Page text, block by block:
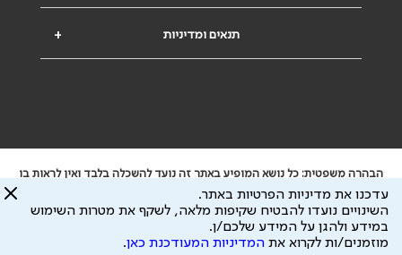
+ תנאים ומדיניות
הבהרה משפטית: כל נושא המופיע באתר זה נועד להשכלה בלבד ואין לראות בו
ייעוץ רפואי או משפטי. אין הר"י אחראית לתוכן המתפרסם באתר זה ולכל נזק
שעלול להיגרם.
ידוע לי שהר"י אוספת ושומרת מידע אישי לצורך מתן השרות וכי חלק ממנו עשוי
להיות מועבר לצדדים שלישיים, הכל בכפוף למדיניות הפרטיות
עדכנו את מדיניות הפרטיות באתר.
השינויים נועדו להבטיח שקיפות מלאה, לשקף את מטרות השימוש
במידע ולהגן על המידע שלכם/ן.
מוזמנים/ות לקרוא את המדיניות המעודכנת כאן.